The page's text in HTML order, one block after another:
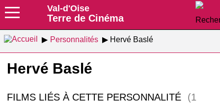
Val-d'Oise
Terre de Cinéma
Personnalités Hervé Baslé
Hervé Baslé
FILMS LIÉS À CETTE PERSONNALITÉ
(1